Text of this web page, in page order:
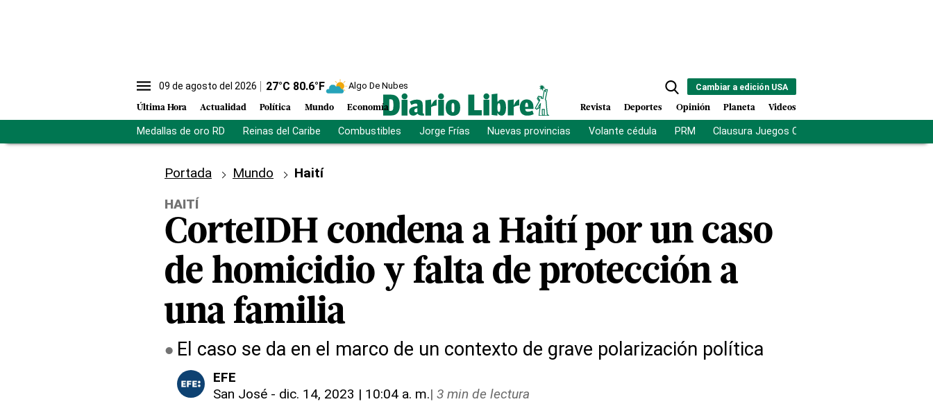
09 de agosto del 2026 27°C 80.6°F Algo De Nubes
Última Hora Actualidad Política Mundo Economía
Cambiar a edición USA
Revista Deportes Opinión Planeta Videos
Medallas de oro RD Reinas del Caribe Combustibles Jorge Frías Nuevas provincias Volante cédula PRM Clausura Juegos Centroamericanos
Portada Mundo
Haití
HAITÍ
CorteIDH condena a Haití por un caso
de homicidio y falta de protección a
una familia
El caso se da en el marco de un contexto de grave polarización política
EFE
San José - dic. 14, 2023 | 10:04 a. m.| 3 min de lectura